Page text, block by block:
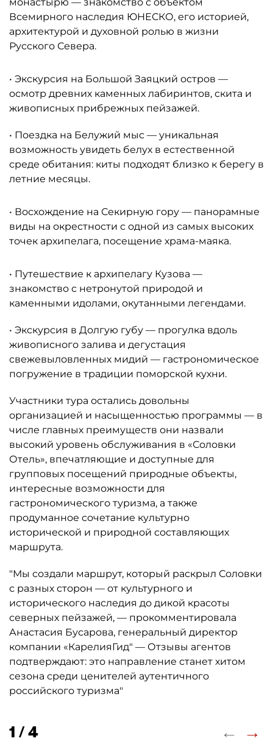
Всемирного наследия ЮНЕСКО, его историей,
архитектурой и духовной ролью в жизни
Русского Севера.
• Экскурсия на Большой Заяцкий остров —
осмотр древних каменных лабиринтов, скита и
живописных прибрежных пейзажей.
• Поездка на Белужий мыс — уникальная
возможность увидеть белух в естественной
среде обитания: киты подходят близко к берегу в
летние месяцы.
• Восхождение на Секирную гору — панорамные
виды на окрестности с одной из самых высоких
точек архипелага, посещение храма-маяка.
• Путешествие к архипелагу Кузова —
знакомство с нетронутой природой и
каменными идолами, окутанными легендами.
• Экскурсия в Долгую губу — прогулка вдоль
живописного залива и дегустация
свежевыловленных мидий — гастрономическое
погружение в традиции поморской кухни.
Участники тура остались довольны
организацией и насыщенностью программы — в
числе главных преимуществ они назвали
высокий уровень обслуживания в «Соловки
Отель», впечатляющие и доступные для
групповых посещений природные объекты,
интересные возможности для
гастрономического туризма, а также
продуманное сочетание культурно
исторической и природной составляющих
маршрута.
"Мы создали маршрут, который раскрыл Соловки
с разных сторон — от культурного и
исторического наследия до дикой красоты
северных пейзажей, — прокомментировала
Анастасия Бусарова, генеральный директор
компании «КарелияГид" — Отзывы агентов
подтверждают: это направление станет хитом
сезона среди ценителей аутентичного
российского туризма"
1 / 4 ← →